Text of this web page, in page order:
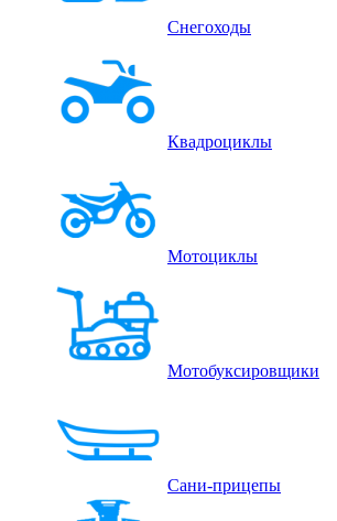
Снегоходы
Квадроциклы
Мотоциклы
Мотобуксировщики
Сани-прицепы